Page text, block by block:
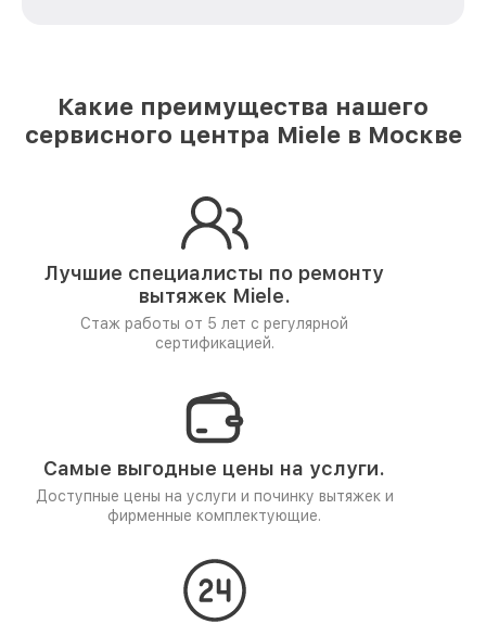
Какие преимущества нашего
сервисного центра Miele в Москве
Лучшие специалисты по ремонту
вытяжек Miele.
Стаж работы от 5 лет с регулярной
сертификацией.
Самые выгодные цены на услуги.
Доступные цены на услуги и починку вытяжек и
фирменные комплектующие.